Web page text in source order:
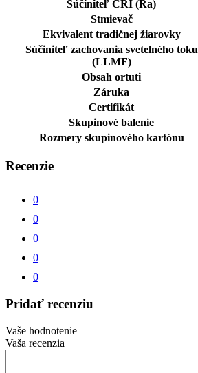
Súčiniteľ CRI (Ra)
Stmievač
Ekvivalent tradičnej žiarovky
Súčiniteľ zachovania svetelného toku
(LLMF)
Obsah ortuti
Záruka
Certifikát
Skupinové balenie
Rozmery skupinového kartónu
Recenzie
0
0
0
0
0
Pridať recenziu
Vaše hodnotenie
Vaša recenzia